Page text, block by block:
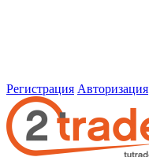
Регистрация Авторизация